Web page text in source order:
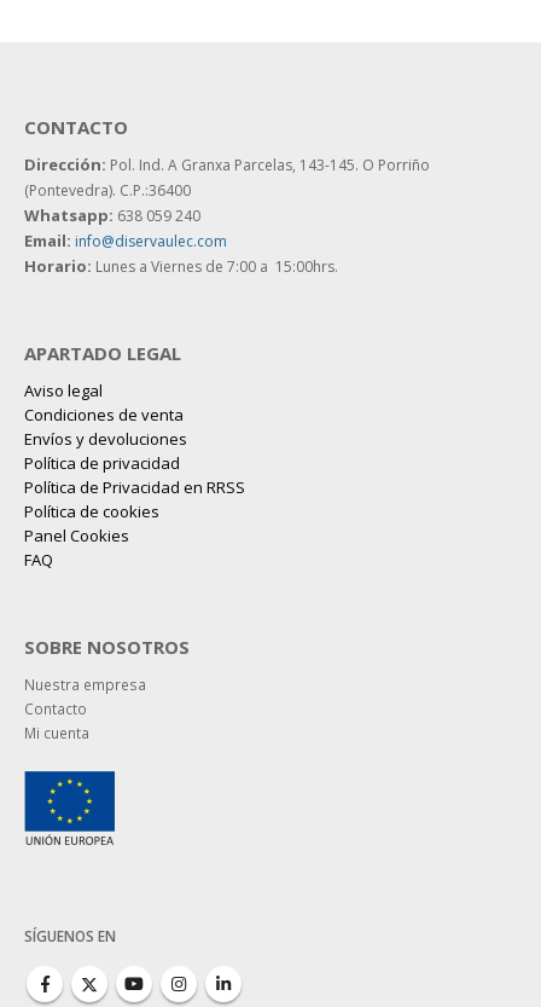
CONTACTO
Dirección: Pol. Ind. A Granxa Parcelas, 143-145. O Porriño
(Pontevedra). C.P.:36400
Whatsapp: 638 059 240
Email: info@diservaulec.com
Horario: Lunes a Viernes de 7:00 a 15:00hrs.
APARTADO LEGAL
Aviso legal
Condiciones de venta
Envíos y devoluciones
Política de privacidad
Política de Privacidad en RRSS
Política de cookies
Panel Cookies
FAQ
SOBRE NOSOTROS
Nuestra empresa
Contacto
Mi cuenta
SÍGUENOS EN